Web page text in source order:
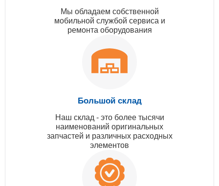
Мы обладаем собственной
мобильной службой сервиса и
ремонта оборудования
Большой склад
Наш склад - это более тысячи
наименований оригинальных
запчастей и различных расходных
элементов